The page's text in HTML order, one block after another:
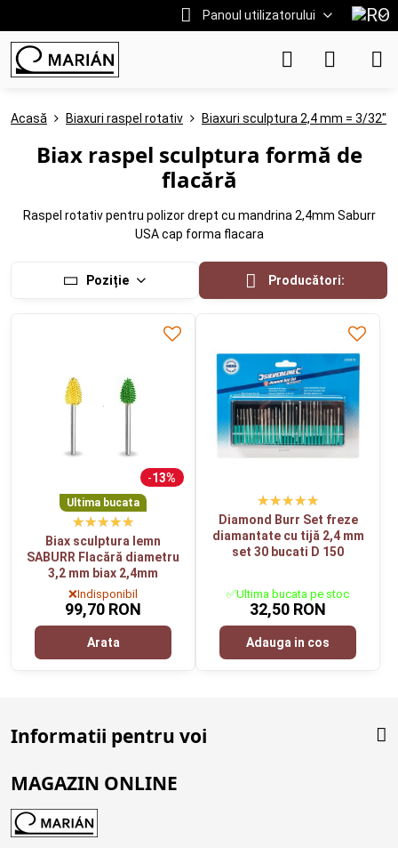
Panoul utilizatorului
Acasă Biaxuri raspel rotativ Biaxuri sculptura 2,4 mm = 3/32"
Biax raspel sculptura formă de
flacără
Raspel rotativ pentru polizor drept cu mandrina 2,4mm Saburr
USA cap forma flacara
Poziție Producători:
13%
Ultima bucata
Biax sculptura lemn
SABURR Flacără diametru
3,2 mm biax 2,4mm
❌Indisponibil
99,70 RON
Arata
Diamond Burr Set freze
diamantate cu tijă 2,4 mm
set 30 bucati D 150
✅Ultima bucata pe stoc
32,50 RON
Adauga in cos
Informatii pentru voi
MAGAZIN ONLINE